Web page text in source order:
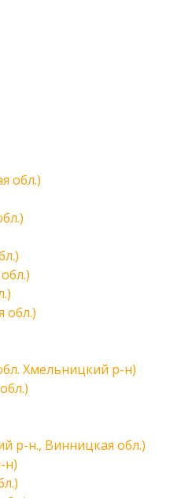
обл.)
обл.)
Хмельницкий р-н)
р-н., Винницкая обл.)
н)